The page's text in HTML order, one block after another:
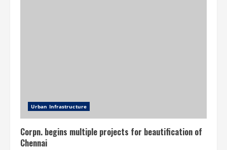
Urban Infrastructure
Corpn. begins multiple projects for beautification of
Chennai